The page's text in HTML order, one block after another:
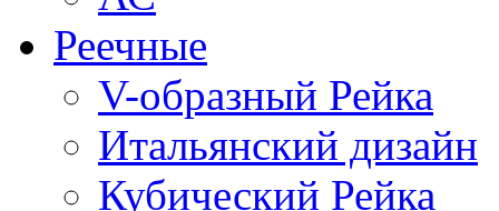
Реечные
V-образный Рейка
Итальянский дизайн
Кубический Рейка